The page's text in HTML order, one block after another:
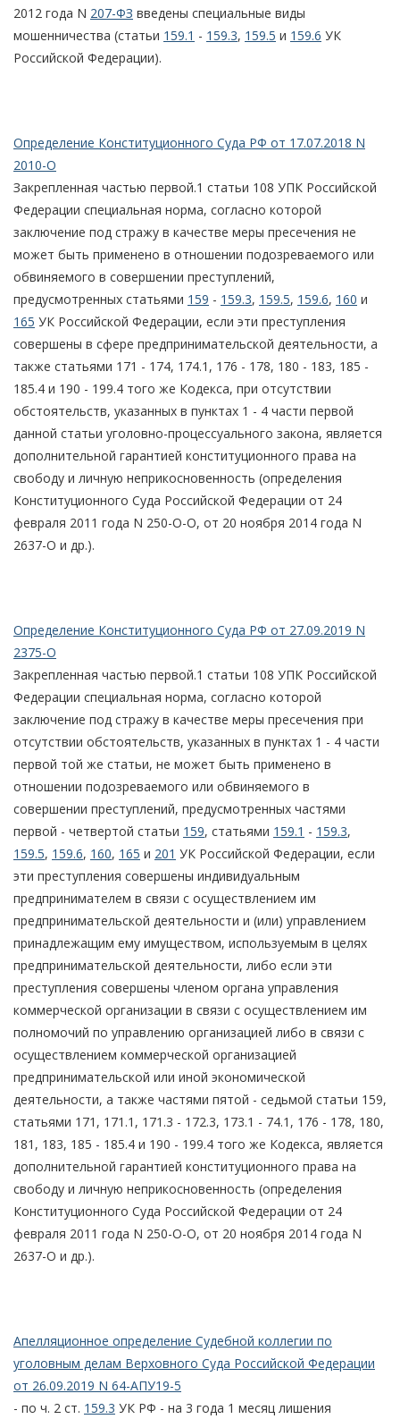
2012 года N 207-ФЗ введены специальные виды
мошенничества (статьи 159.1 - 159.3, 159.5 и 159.6 УК
Российской Федерации).
Определение Конституционного Суда РФ от 17.07.2018 N
2010-О
Закрепленная частью первой.1 статьи 108 УПК Российской
Федерации специальная норма, согласно которой
заключение под стражу в качестве меры пресечения не
может быть применено в отношении подозреваемого или
обвиняемого в совершении преступлений,
предусмотренных статьями 159 - 159.3, 159.5, 159.6, 160 и
165 УК Российской Федерации, если эти преступления
совершены в сфере предпринимательской деятельности, а
также статьями 171 - 174, 174.1, 176 - 178, 180 - 183, 185 -
185.4 и 190 - 199.4 того же Кодекса, при отсутствии
обстоятельств, указанных в пунктах 1 - 4 части первой
данной статьи уголовно-процессуального закона, является
дополнительной гарантией конституционного права на
свободу и личную неприкосновенность (определения
Конституционного Суда Российской Федерации от 24
февраля 2011 года N 250-О-О, от 20 ноября 2014 года N
2637-О и др.).
Определение Конституционного Суда РФ от 27.09.2019 N
2375-О
Закрепленная частью первой.1 статьи 108 УПК Российской
Федерации специальная норма, согласно которой
заключение под стражу в качестве меры пресечения при
отсутствии обстоятельств, указанных в пунктах 1 - 4 части
первой той же статьи, не может быть применено в
отношении подозреваемого или обвиняемого в
совершении преступлений, предусмотренных частями
первой - четвертой статьи 159, статьями 159.1 - 159.3,
159.5, 159.6, 160, 165 и 201 УК Российской Федерации, если
эти преступления совершены индивидуальным
предпринимателем в связи с осуществлением им
предпринимательской деятельности и (или) управлением
принадлежащим ему имуществом, используемым в целях
предпринимательской деятельности, либо если эти
преступления совершены членом органа управления
коммерческой организации в связи с осуществлением им
полномочий по управлению организацией либо в связи с
осуществлением коммерческой организацией
предпринимательской или иной экономической
деятельности, а также частями пятой - седьмой статьи 159,
статьями 171, 171.1, 171.3 - 172.3, 173.1 - 74.1, 176 - 178, 180,
181, 183, 185 - 185.4 и 190 - 199.4 того же Кодекса, является
дополнительной гарантией конституционного права на
свободу и личную неприкосновенность (определения
Конституционного Суда Российской Федерации от 24
февраля 2011 года N 250-О-О, от 20 ноября 2014 года N
2637-О и др.).
Апелляционное определение Судебной коллегии по
уголовным делам Верховного Суда Российской Федерации
от 26.09.2019 N 64-АПУ19-5
- по ч. 2 ст. 159.3 УК РФ - на 3 года 1 месяц лишения